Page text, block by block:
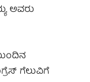
ಅವರು
ಗೆಲುವಿಗೆ